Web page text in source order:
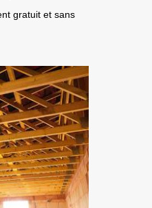
gratuit et sans